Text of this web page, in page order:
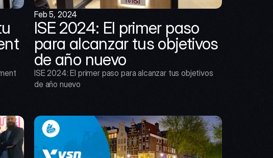
Feb 5, 2024
ISE 2024: El primer paso
para alcanzar tus objetivos
de año nuevo
ISE 2024: El primer paso para alcanzar tus objetivos
de año nuevo